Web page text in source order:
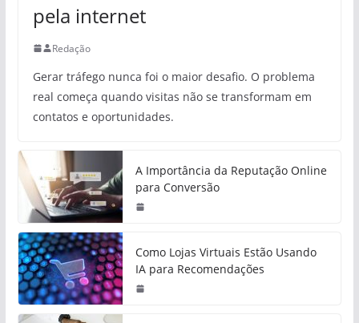
pela internet
Redação
Gerar tráfego nunca foi o maior desafio. O problema
real começa quando visitas não se transformam em
contatos e oportunidades.
A Importância da Reputação Online
para Conversão
Como Lojas Virtuais Estão Usando
IA para Recomendações